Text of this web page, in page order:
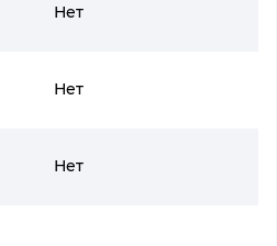
Нет
Нет
Нет